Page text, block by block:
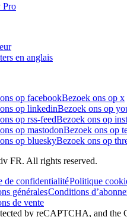
Pro
en anglais
op facebookBezoek ons op x
op linkedinBezoek ons op
op rss-feedBezoek ons op
op mastodonBezoek ons op
op blueskyBezoek ons op
FR. All rights reserved.
de confidentialitéPolitique
généralesConditions
de vente
by reCAPTCHA, and the